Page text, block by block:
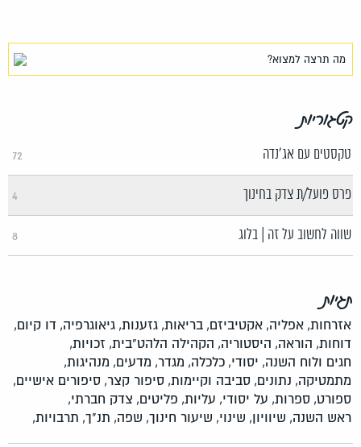
קטגוריות
טקסטים עם אג'נדה 72
פרס פועל/ת צדק בחינוך 4
שווה לחשוב על זה | בלוג 8
תגיות
אזרחות, אפליה, אקטיביזם, בריאות, גזענות, גיאוגרפיה, דו קיום,
דוחות, הוראה, היסטוריה, הקהילה הלהט"בית, זכויות,
חגים ולוח השנה, יסודי, כלכלה, מגדר, מדעים, מנהיגות,
מתמטיקה, נתונים, סביבה וקיימות, סיפור קצר, סיפורים אישיים,
ספורט, ספרות, על יסודי, עליות, פליטים, צדק חברתי,
ראש השנה, שיוויון, שינוי, שיעור חינוך, שפה, תנ"ך, תרבויות,